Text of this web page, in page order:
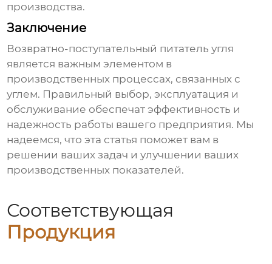
производства.
Заключение
Возвратно-поступательный питатель угля
является важным элементом в
производственных процессах, связанных с
углем. Правильный выбор, эксплуатация и
обслуживание обеспечат эффективность и
надежность работы вашего предприятия. Мы
надеемся, что эта статья поможет вам в
решении ваших задач и улучшении ваших
производственных показателей.
Соответствующая
Продукция